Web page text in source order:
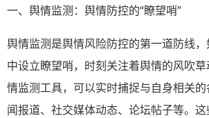
一、舆情监测：舆情防控的“瞭望哨”
舆情监测是舆情风险防控的第一道防线
中设立瞭望哨，时刻关注着舆情的风吹
情监测工具，可以实时捕捉与自身相关
闻报道、社交媒体动态、论坛帖子等。